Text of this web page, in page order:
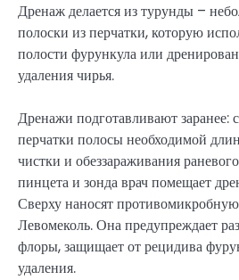
Дренаж делается из турунды –
полоски из перчатки, которую
полости фурункула или
удаления чирья.
Дренажи подготавливают заранее:
перчатки полосы необходимой
чистки и обеззараживания
пинцета и зонда врач помещает
Сверху наносят
Левомеколь. Она предупреждает
флоры, защищает от рецидива
удаления.